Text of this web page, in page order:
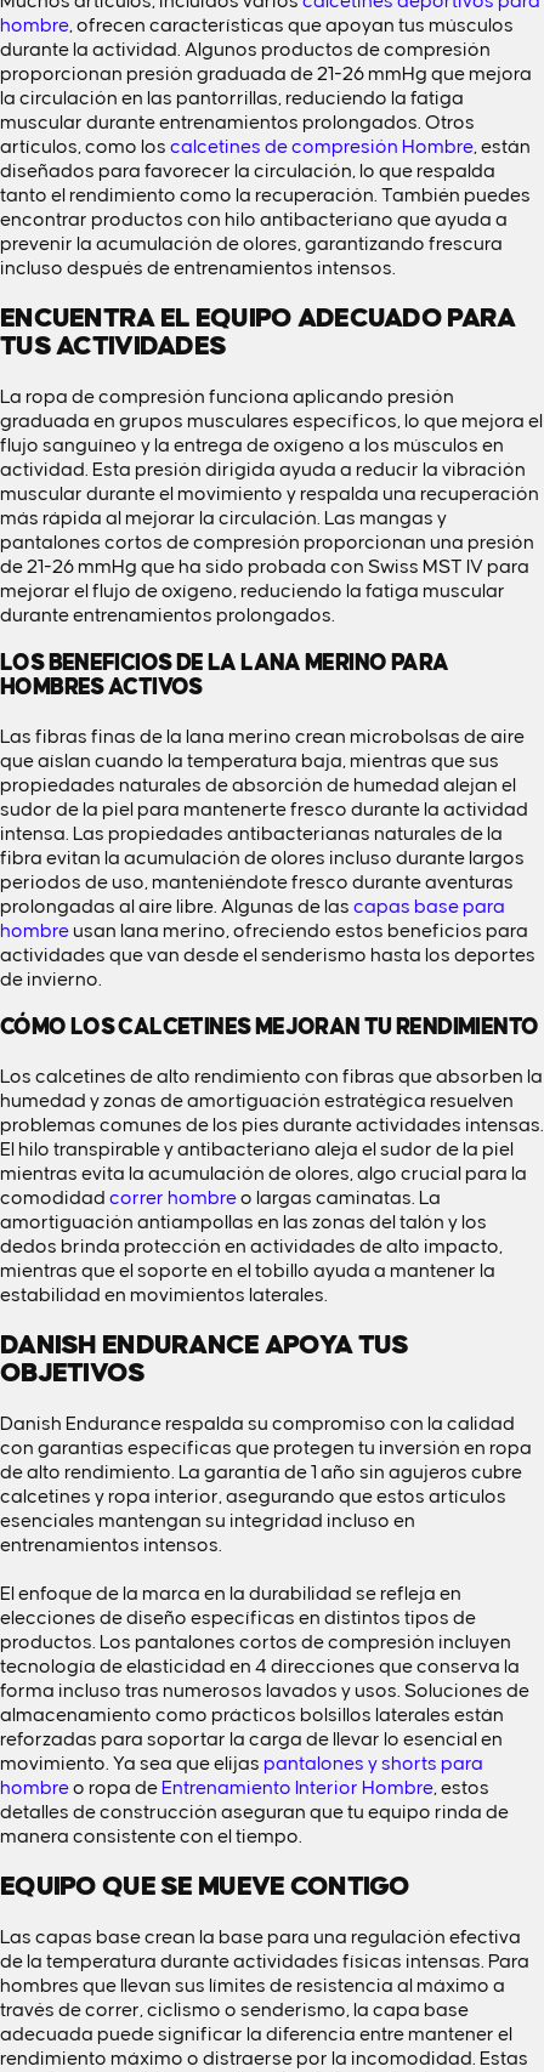
hombre, ofrecen características que apoyan tus músculos
durante la actividad. Algunos productos de compresión
proporcionan presión graduada de 21-26 mmHg que mejora
la circulación en las pantorrillas, reduciendo la fatiga
muscular durante entrenamientos prolongados. Otros
artículos, como los calcetines de compresión Hombre, están
diseñados para favorecer la circulación, lo que respalda
tanto el rendimiento como la recuperación. También puedes
encontrar productos con hilo antibacteriano que ayuda a
prevenir la acumulación de olores, garantizando frescura
incluso después de entrenamientos intensos.
ENCUENTRA EL EQUIPO ADECUADO PARA
TUS ACTIVIDADES
La ropa de compresión funciona aplicando presión
graduada en grupos musculares específicos, lo que mejora el
flujo sanguíneo y la entrega de oxígeno a los músculos en
actividad. Esta presión dirigida ayuda a reducir la vibración
muscular durante el movimiento y respalda una recuperación
más rápida al mejorar la circulación. Las mangas y
pantalones cortos de compresión proporcionan una presión
de 21-26 mmHg que ha sido probada con Swiss MST IV para
mejorar el flujo de oxígeno, reduciendo la fatiga muscular
durante entrenamientos prolongados.
LOS BENEFICIOS DE LA LANA MERINO PARA
HOMBRES ACTIVOS
Las fibras finas de la lana merino crean microbolsas de aire
que aíslan cuando la temperatura baja, mientras que sus
propiedades naturales de absorción de humedad alejan el
sudor de la piel para mantenerte fresco durante la actividad
intensa. Las propiedades antibacterianas naturales de la
fibra evitan la acumulación de olores incluso durante largos
periodos de uso, manteniéndote fresco durante aventuras
prolongadas al aire libre. Algunas de las capas base para
hombre usan lana merino, ofreciendo estos beneficios para
actividades que van desde el senderismo hasta los deportes
de invierno.
CÓMO LOS CALCETINES MEJORAN TU RENDIMIENTO
Los calcetines de alto rendimiento con fibras que absorben la
humedad y zonas de amortiguación estratégica resuelven
problemas comunes de los pies durante actividades intensas.
El hilo transpirable y antibacteriano aleja el sudor de la piel
mientras evita la acumulación de olores, algo crucial para la
comodidad correr hombreo largas caminatas. La
amortiguación antiampollas en las zonas del talón y los
dedos brinda protección en actividades de alto impacto,
mientras que el soporte en el tobillo ayuda a mantener la
estabilidad en movimientos laterales.
DANISH ENDURANCE APOYA TUS
OBJETIVOS
Danish Endurance respalda su compromiso con la calidad
con garantías específicas que protegen tu inversión en ropa
de alto rendimiento. La garantía de 1 año sin agujeros cubre
calcetines y ropa interior, asegurando que estos artículos
esenciales mantengan su integridad incluso en
entrenamientos intensos.
El enfoque de la marca en la durabilidad se refleja en
elecciones de diseño específicas en distintos tipos de
productos. Los pantalones cortos de compresión incluyen
tecnología de elasticidad en 4 direcciones que conserva la
forma incluso tras numerosos lavados y usos. Soluciones de
almacenamiento como prácticos bolsillos laterales están
reforzadas para soportar la carga de llevar lo esencial en
movimiento. Ya sea que elijas pantalones y shorts para
hombreo ropa de Entrenamiento Interior Hombre, estos
detalles de construcción aseguran que tu equipo rinda de
manera consistente con el tiempo.
EQUIPO QUE SE MUEVE CONTIGO
Las capas base crean la base para una regulación efectiva
de la temperatura durante actividades físicas intensas. Para
hombres que llevan sus límites de resistencia al máximo a
través de correr, ciclismo o senderismo, la capa base
adecuada puede significar la diferencia entre mantener el
rendimiento máximo o distraerse por la incomodidad. Estas